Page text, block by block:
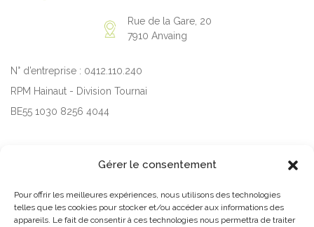
Gérer le consentement
Pour offrir les meilleures expériences, nous utilisons des technologies
telles que les cookies pour stocker et/ou accéder aux informations des
appareils. Le fait de consentir à ces technologies nous permettra de traiter
Rue de la Gare, 20
7910 Anvaing
N° d’entreprise : 0412.110.240
RPM Hainaut - Division Tournai
BE55 1030 8256 4044